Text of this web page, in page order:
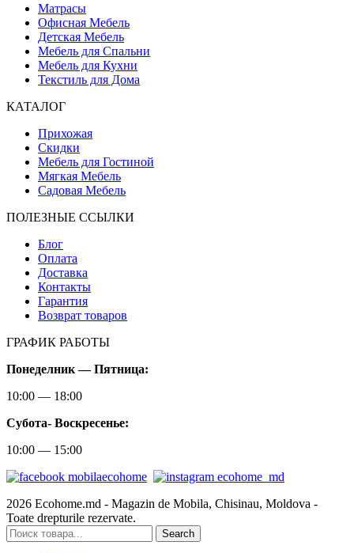
Матрасы
Офисная Мебель
Детская Мебель
Мебель для Спальни
Мебель для Кухни
Текстиль для Дома
КАТАЛОГ
Прихожая
Скидки
Мебель для Гостиной
Мягкая Мебель
Садовая Мебель
ПОЛЕЗНЫЕ ССЫЛКИ
Блог
Оплата
Доставка
Контакты
Гарантия
Возврат товаров
ГРАФИК РАБОТЫ
Понеделник — Пятница:
10:00 — 18:00
Субота- Воскресенье:
10:00 — 15:00
2026 Ecohome.md - Magazin de Mobila, Chisinau, Moldova -
Toate drepturile rezervate.
Search